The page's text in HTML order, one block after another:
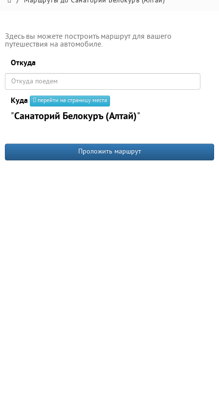
Здесь вы можете построить маршрут для вашего
путешествия на автомобиле.
Откуда
Куда перейти на страницу места
"Санаторий Белокуръ (Алтай)"
Проложить маршрут